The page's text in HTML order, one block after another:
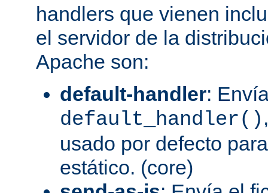
handlers que vienen
el servidor de la
Apache son:
default-handler:
default_handler()
usado por defecto
estático. (core)